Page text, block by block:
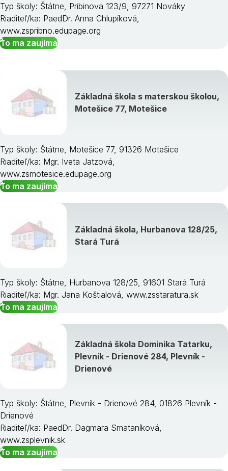
Typ školy: Štátne, Pribinova 123/9, 97271 Nováky
Riaditeľ/ka: PaedDr. Anna Chlupíková,
www.zspribno.edupage.org
To ma zaujíma
Základná škola s materskou školou,
Motešice 77, Motešice
Typ školy: Štátne, Motešice 77, 91326 Motešice
Riaditeľ/ka: Mgr. Iveta Jatzová,
www.zsmotesice.edupage.org
To ma zaujíma
Základná škola, Hurbanova 128/25,
Stará Turá
Typ školy: Štátne, Hurbanova 128/25, 91601 Stará Turá
Riaditeľ/ka: Mgr. Jana Koštialová, www.zsstaratura.sk
To ma zaujíma
Základná škola Dominika Tatarku,
Plevník - Drienové 284, Plevník -
Drienové
Typ školy: Štátne, Plevník - Drienové 284, 01826 Plevník -
Drienové
Riaditeľ/ka: PaedDr. Dagmara Smataníková,
www.zsplevnik.sk
To ma zaujíma